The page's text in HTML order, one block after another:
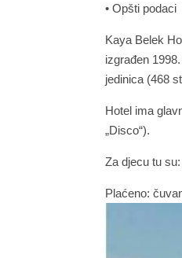
• Opšti podaci
Kaya Belek
izgrađen
jedinica (468
Hotel ima
„Disco“).
Za djecu tu
Plaćeno: